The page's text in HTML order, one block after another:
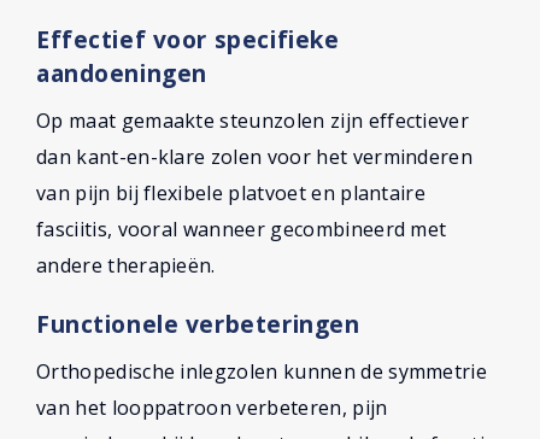
Effectief voor specifieke
aandoeningen
Op maat gemaakte steunzolen zijn effectiever
dan kant-en-klare zolen voor het verminderen
van pijn bij flexibele platvoet en plantaire
fasciitis, vooral wanneer gecombineerd met
andere therapieën.
Functionele verbeteringen
Orthopedische inlegzolen kunnen de symmetrie
van het looppatroon verbeteren, pijn